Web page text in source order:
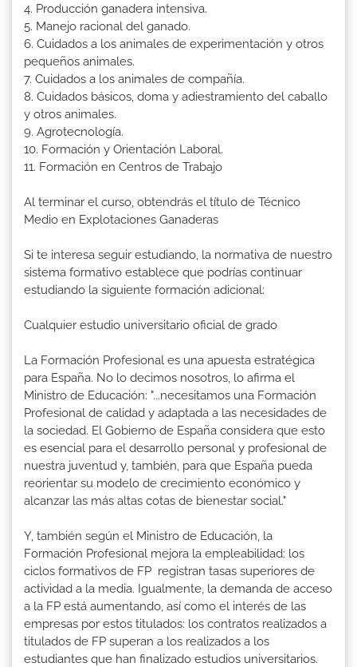
4. Producción ganadera intensiva.
5. Manejo racional del ganado.
6. Cuidados a los animales de experimentación y otros
pequeños animales.
7. Cuidados a los animales de compañía.
8. Cuidados básicos, doma y adiestramiento del caballo
y otros animales.
9. Agrotecnología.
10. Formación y Orientación Laboral.
11. Formación en Centros de Trabajo
Al terminar el curso, obtendrás el título de Técnico
Medio en Explotaciones Ganaderas
Si te interesa seguir estudiando, la normativa de nuestro
sistema formativo establece que podrías continuar
estudiando la siguiente formación adicional:
Cualquier estudio universitario oficial de grado
La Formación Profesional es una apuesta estratégica
para España. No lo decimos nosotros, lo afirma el
Ministro de Educación: "...necesitamos una Formación
Profesional de calidad y adaptada a las necesidades de
la sociedad. El Gobierno de España considera que esto
es esencial para el desarrollo personal y profesional de
nuestra juventud y, también, para que España pueda
reorientar su modelo de crecimiento económico y
alcanzar las más altas cotas de bienestar social."
Y, también según el Ministro de Educación, la
Formación Profesional mejora la empleabilidad: los
ciclos formativos de FP registran tasas superiores de
actividad a la media. Igualmente, la demanda de acceso
a la FP está aumentando, así como el interés de las
empresas por estos titulados: los contratos realizados a
titulados de FP superan a los realizados a los
estudiantes que han finalizado estudios universitarios.